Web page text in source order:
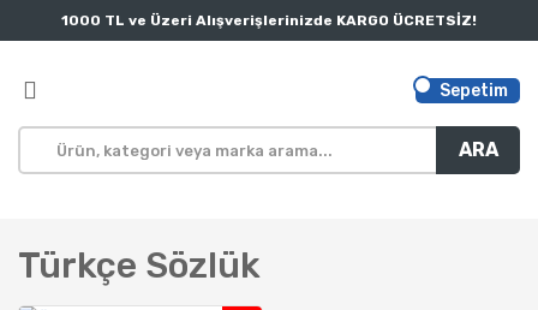
1000 TL ve Üzeri Alışverişlerinizde KARGO ÜCRETSİZ!
ARA
Sepetim
Türkçe Sözlük